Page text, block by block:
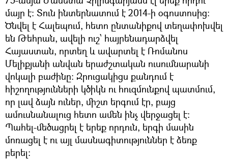
մայր է: Տուն ինտերնատում է 2014-ի օգոստոսից:
Ծնվել է Հալեպում, հետո ընտանիքով տեղափոխվել
են Թեհրան, ավելի ուշ՝ հայրենադարձվել
Հայաստան, որտեղ և ավարտել է Ռոմանոս
Մելիքյանի անվան երաժշտական ուսումնարանի
վոկալի բաժինը: Զրուցակիցս քանդում է
հիշողությունների կծիկն ու հուզմունքով պատմում,
որ լավ ձայն ուներ, միշտ երգում էր, բայց
ամուսնանալուց հետո ամեն ինչ վերջացել է:
Պահել-մեծացրել է երեք որդուն, երգի մասին
մոռացել է ու այլ մասնագիտություններ է ձեռք
բերել: